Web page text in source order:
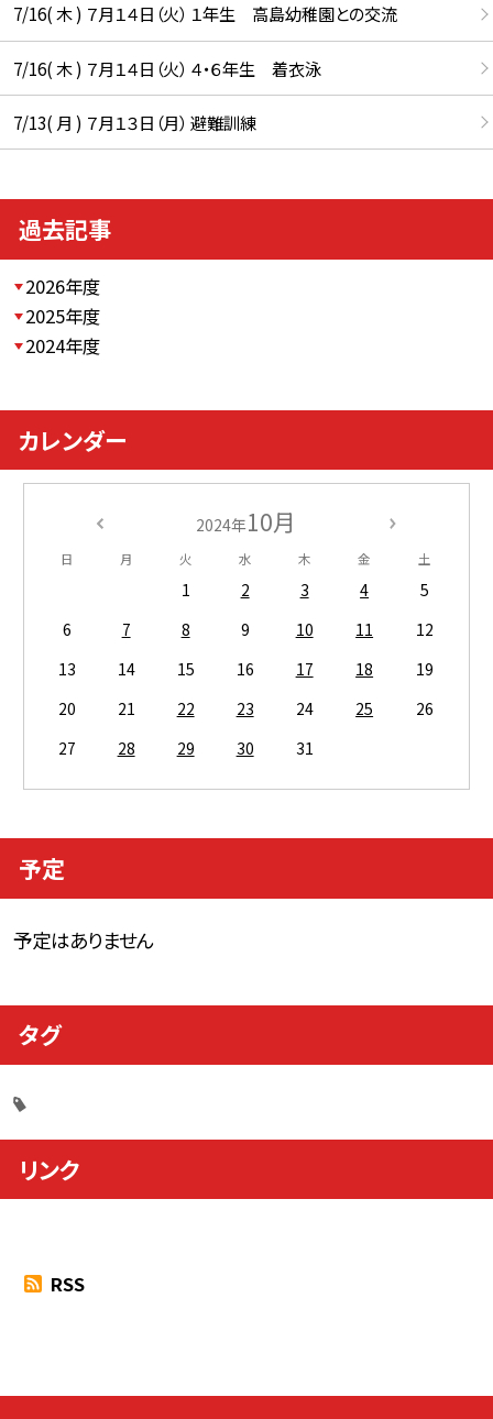
7/16( 木 ) ７月１４日（火） １年生 高島幼稚園との交流
7/16( 木 ) ７月１４日（火） ４・６年生 着衣泳
7/13( 月 ) ７月１３日（月） 避難訓練
過去記事
2026年度
2025年度
2024年度
カレンダー
2024年10月
日 月 火 水 木 金 土
1 2 3 4
5
6
7 8 9 10 11
12
13
14 15 16 17 18
19
20
21 22 23 24 25
26
27
28 29 30 31
予定
予定はありません
タグ
リンク
RSS